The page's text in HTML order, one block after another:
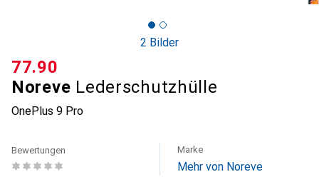
2 Bilder
Noreve Lederschutzhülle
OnePlus 9 Pro
CHF
77.90
Bewertungen Marke
Mehr von Noreve